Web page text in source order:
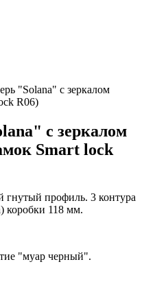
"Solana" с зеркалом
R06)
с зеркалом
Smart lock
профиль. 3 контура
коробки 118 мм.
"муар черный".